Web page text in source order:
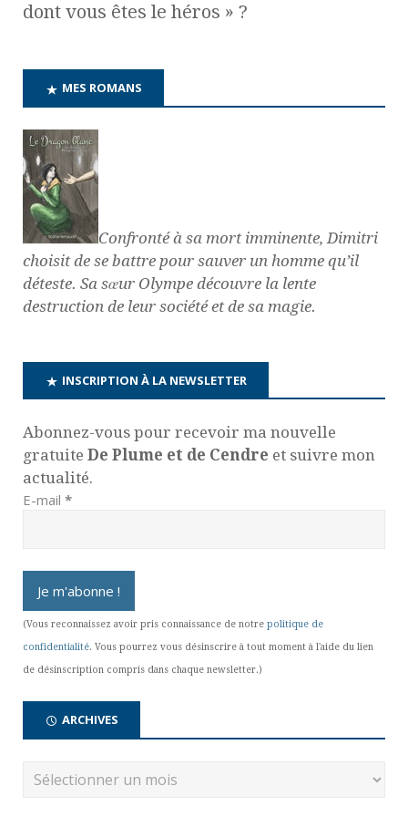
dont vous êtes le héros » ?
MES ROMANS
Confronté à sa mort imminente, Dimitri
choisit de se battre pour sauver un homme qu’il
déteste. Sa sœur Olympe découvre la lente
destruction de leur société et de sa magie.
INSCRIPTION À LA NEWSLETTER
Abonnez-vous pour recevoir ma nouvelle
gratuite De Plume et de Cendre et suivre mon
actualité.
E-mail *
(Vous reconnaissez avoir pris connaissance de notre politique de
confidentialité. Vous pourrez vous désinscrire à tout moment à l'aide du lien
de désinscription compris dans chaque newsletter.)
ARCHIVES